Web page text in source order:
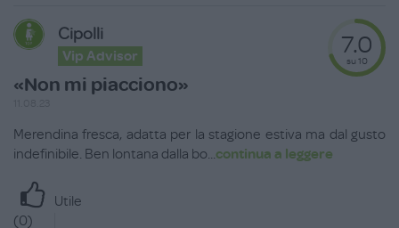
Cipolli
Vip Advisor
«Non mi piacciono»
7.0
su 10
Merendina fresca, adatta per la stagione estiva ma dal gusto
indefinibile. Ben lontana dalla bo...continua a leggere
Utile
(0)